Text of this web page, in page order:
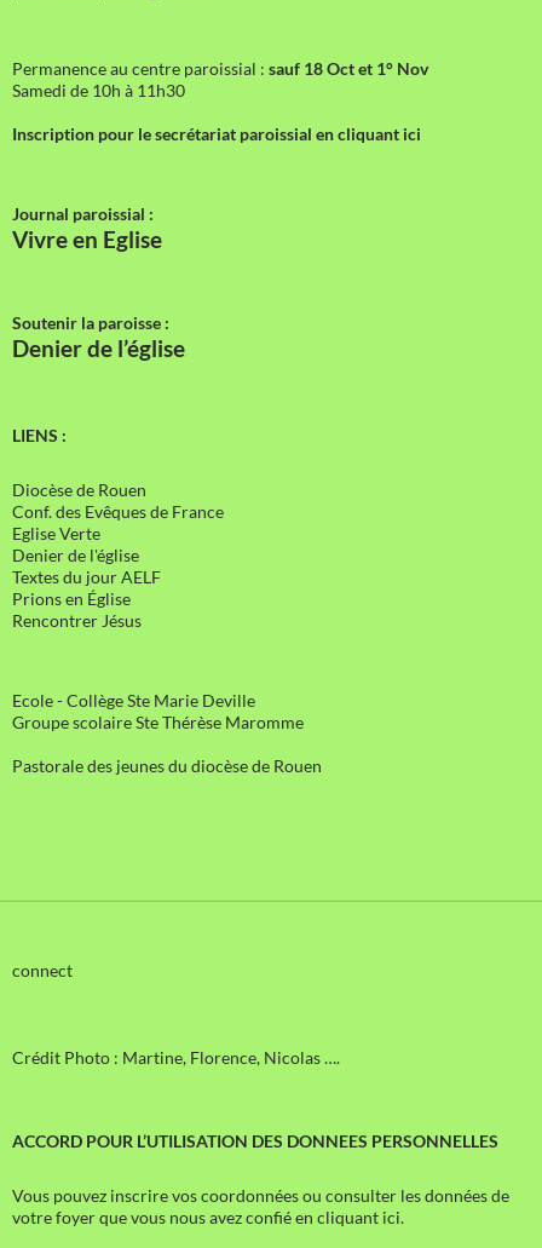
Permanence au centre paroissial : sauf 18 Oct et 1° Nov
Samedi de 10h à 11h30
Inscription pour le secrétariat paroissial en cliquant ici
Journal paroissial :
Vivre en Eglise
Soutenir la paroisse :
Denier de l’église
LIENS :
Diocèse de Rouen
Conf. des Evêques de France
Eglise Verte
Denier de l'église
Textes du jour AELF
Prions en Église
Rencontrer Jésus
Ecole - Collège Ste Marie Deville
Groupe scolaire Ste Thérèse Maromme
Pastorale des jeunes du diocèse de Rouen
connect
Crédit Photo : Martine, Florence, Nicolas ….
ACCORD POUR L’UTILISATION DES DONNEES PERSONNELLES
Vous pouvez inscrire vos coordonnées ou consulter les données de
votre foyer que vous nous avez confié en cliquant ici.